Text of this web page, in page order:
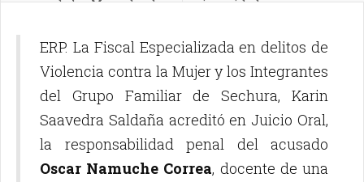
de las Mercedes de
inocuidad
ERP. La Fiscal Especializada en delitos de
Violencia contra la Mujer y los Integrantes
del Grupo Familiar de Sechura, Karin
Saavedra Saldaña acreditó en Juicio Oral,
la responsabilidad penal del acusado
Oscar Namuche Correa, docente de una